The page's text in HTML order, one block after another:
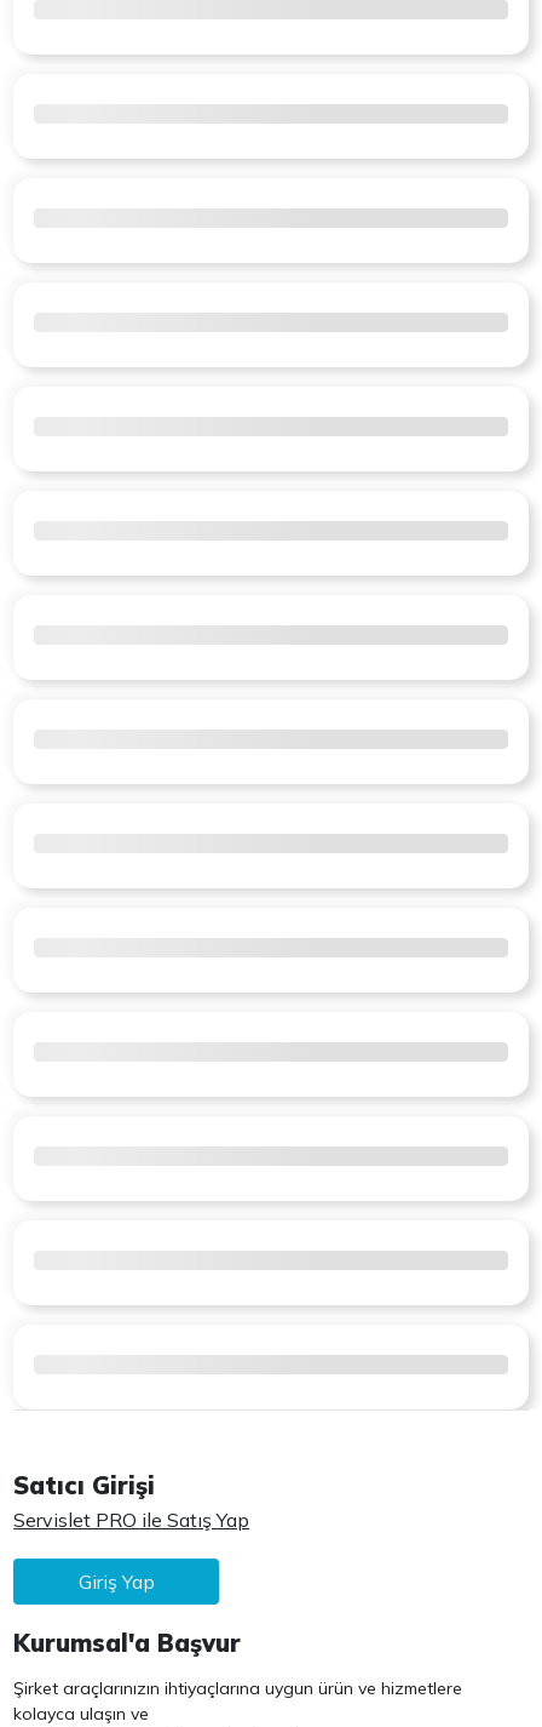
Satıcı Girişi
Servislet PRO ile Satış Yap
Giriş Yap
Kurumsal'a Başvur
Şirket araçlarınızın ihtiyaçlarına uygun ürün ve hizmetlere
kolayca ulaşın ve